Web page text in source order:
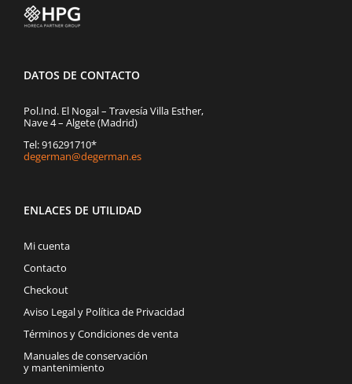
DATOS DE CONTACTO
Pol.Ind. El Nogal – Travesía Villa Esther,
Nave 4 – Algete (Madrid)
Tel: 916291710*
degerman@degerman.es
ENLACES DE UTILIDAD
Mi cuenta
Contacto
Checkout
Aviso Legal y Política de Privacidad
Términos y Condiciones de venta
Manuales de conservación
y mantenimiento